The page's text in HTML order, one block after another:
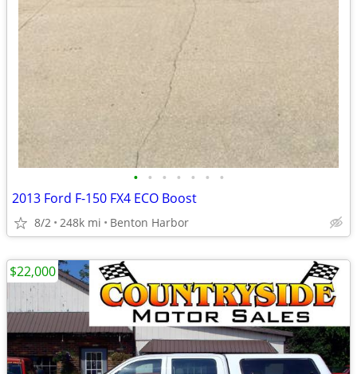
• • • • • • •
2013 Ford F-150 FX4 ECO Boost
8/2 248k mi Benton Harbor
$22,000